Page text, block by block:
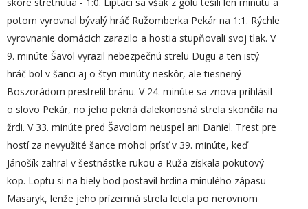
potom vyrovnal bývalý hráč Ružomberka Pekár na 1:1. Rýchle
vyrovnanie domácich zarazilo a hostia stupňovali svoj tlak. V
9. minúte Šavol vyrazil nebezpečnú strelu Dugu a ten istý
hráč bol v šanci aj o štyri minúty neskôr, ale tiesnený
Boszorádom prestrelil bránu. V 24. minúte sa znova prihlásil
o slovo Pekár, no jeho pekná ďalekonosná strela skončila na
žrdi. V 33. minúte pred Šavolom neuspel ani Daniel. Trest pre
hostí za nevyužité šance mohol prísť v 39. minúte, keď
Jánošík zahral v šestnástke rukou a Ruža získala pokutový
kop. Loptu si na biely bod postavil hrdina minulého zápasu
Masaryk, lenže jeho prízemná strela letela po nerovnom